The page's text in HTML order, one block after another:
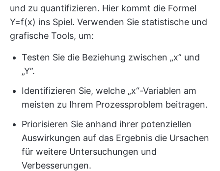
und zu quantifizieren. Hier kommt die Formel
Y=f(x) ins Spiel. Verwenden Sie statistische und
grafische Tools, um:
Testen Sie die Beziehung zwischen „x” und
„Y”.
Identifizieren Sie, welche „x“-Variablen am
meisten zu Ihrem Prozessproblem beitragen.
Priorisieren Sie anhand ihrer potenziellen
Auswirkungen auf das Ergebnis die Ursachen
für weitere Untersuchungen und
Verbesserungen.